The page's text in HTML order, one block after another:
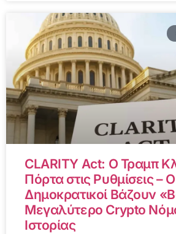
CLARITY Act: Ο Τραμπ
Πόρτα στις Ρυθμίσεις –
Δημοκρατικοί Βάζουν
Μεγαλύτερο Crypto
Ιστορίας